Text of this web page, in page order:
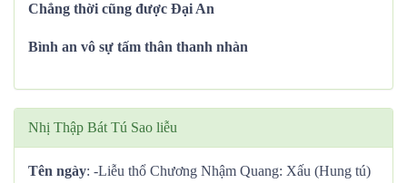
Chẳng thời cũng được Đại An
Bình an vô sự tấm thân thanh nhàn
Nhị Thập Bát Tú Sao liễu
Tên ngày: -Liễu thổ Chương Nhậm Quang: Xấu (Hung tú)